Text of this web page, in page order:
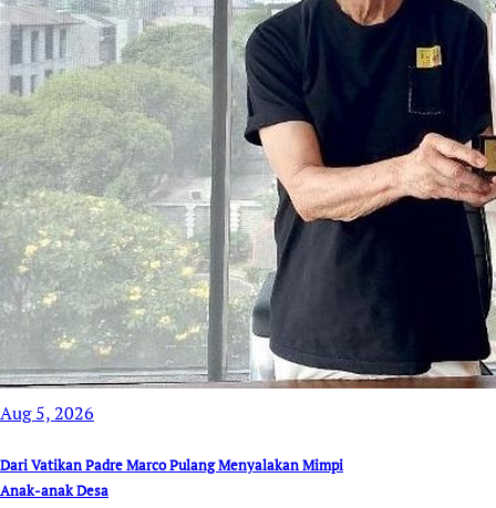
Aug 5, 2026
Dari Vatikan Padre Marco Pulang Menyalakan Mimpi
Anak-anak Desa